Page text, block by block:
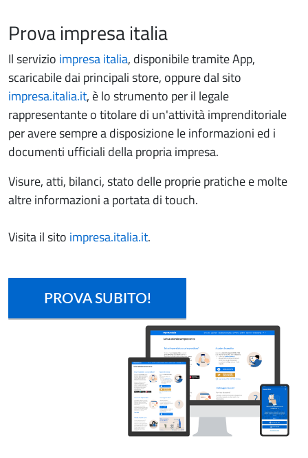
Prova impresa italia
Il servizio impresa italia, disponibile tramite App,
scaricabile dai principali store, oppure dal sito
impresa.italia.it, è lo strumento per il legale
rappresentante o titolare di un'attività imprenditoriale
per avere sempre a disposizione le informazioni ed i
documenti ufficiali della propria impresa.
Visure, atti, bilanci, stato delle proprie pratiche e molte
altre informazioni a portata di touch.
Visita il sito impresa.italia.it.
PROVA SUBITO!